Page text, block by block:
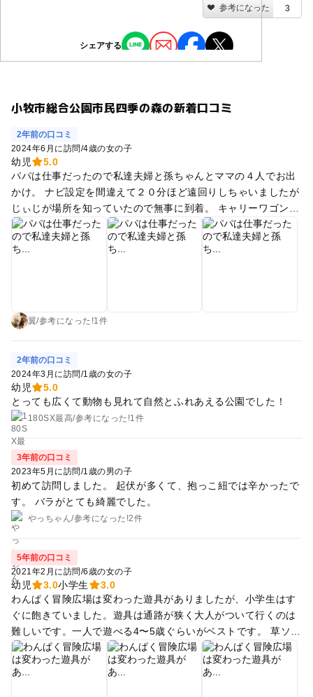
参考になった 3
シェアする
小牧市総合公園市民四季の森の新着口コミ
2年前の口コミ
2024年6月に訪問/4歳の女の子
幼児
5.0
パパは仕事だったので私達夫婦と孫ちゃんとママの４人でお出
かけ。 ナビ設定を間違えて２０分ほど遠回りしちゃいましたが
じぃじが場所を知っていたので無事に到着。 キャリーワゴンに
敷物・簡易テント・お弁当・着替えを乗せて最初の目的地ソリ
滑りに向かいました。 ３０分後の整理券をもらってから最後に
行くはずだった水遊び場へ行き時間潰し。 その後ソリ滑りを楽
ってきました。 キッチンカーも数台あったのでお弁当がなくて
翼/参考になった!1件
2年前の口コミ
2024年3月に訪問/1歳の女の子
幼児
5.0
とっても広くて動物も見れて自然とふれあえる公園でした！
180SX最高/参考になった!1件
3年前の口コミ
2023年5月に訪問/1歳の男の子
初めて訪問しました。 起伏が多くて、抱っこ紐では辛かったで
す。 バラがとても綺麗でした。
やっちゃん/参考になった!2件
5年前の口コミ
2021年2月に訪問/6歳の女の子
幼児 3.0小学生
3.0
わんぱく冒険広場は変わった遊具がありましたが、小学生はす
ぐに飽きていました。遊具は通路が狭く大人がついて行くのは
難しいです。一人で遊べる4〜5歳ぐらいがベストです。 草ソリ
は無料ですが10人25分の時間制限があり、並んでチケットを取
らないと出来ません。小学生以下は保護者と一緒でないと滑れ
ません。